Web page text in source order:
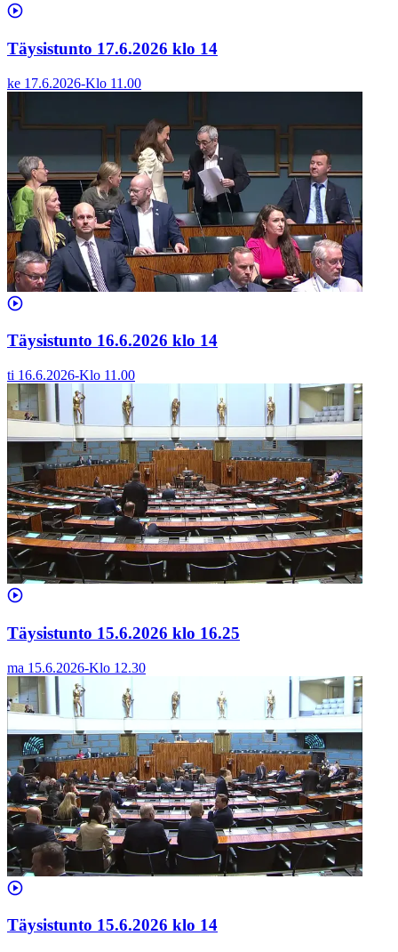
Täysistunto 17.6.2026 klo 14
ke 17.6.2026-Klo 11.00
Täysistunto 16.6.2026 klo 14
ti 16.6.2026-Klo 11.00
Täysistunto 15.6.2026 klo 16.25
ma 15.6.2026-Klo 12.30
Täysistunto 15.6.2026 klo 14